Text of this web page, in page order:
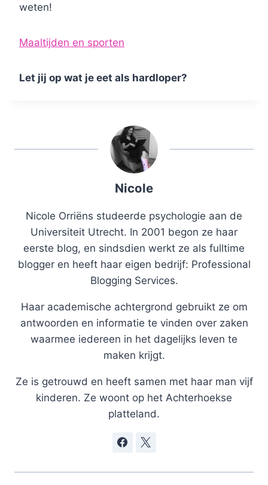
weten!
Maaltijden en sporten
Let jij op wat je eet als hardloper?
Nicole
Nicole Orriëns studeerde psychologie aan de
Universiteit Utrecht. In 2001 begon ze haar
eerste blog, en sindsdien werkt ze als fulltime
blogger en heeft haar eigen bedrijf: Professional
Blogging Services.
Haar academische achtergrond gebruikt ze om
antwoorden en informatie te vinden over zaken
waarmee iedereen in het dagelijks leven te
maken krijgt.
Ze is getrouwd en heeft samen met haar man vijf
kinderen. Ze woont op het Achterhoekse
platteland.